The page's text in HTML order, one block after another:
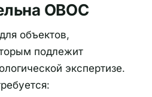
ОВОС
объектов,
подлежит
экспертизе.